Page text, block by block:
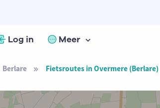
Log in Meer
Berlare Fietsroutes in Overmere (Berlare)